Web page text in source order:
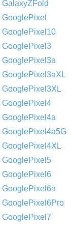
GalaxyZFold
GooglePixel
GooglePixel10
GooglePixel3
GooglePixel3a
GooglePixel3aXL
GooglePixel3XL
GooglePixel4
GooglePixel4a
GooglePixel4a5G
GooglePixel4XL
GooglePixel5
GooglePixel6
GooglePixel6a
GooglePixel6Pro
GooglePixel7